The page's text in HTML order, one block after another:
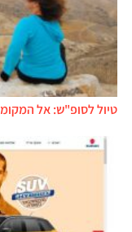
טיול לסופ"ש: אל